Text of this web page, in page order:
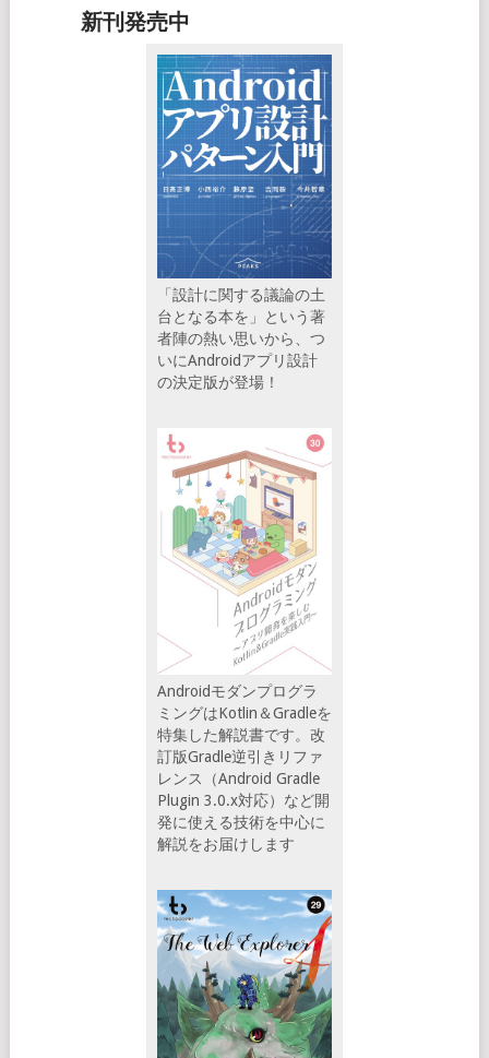
新刊発売中
「設計に関する議論の土
台となる本を」という著
者陣の熱い思いから、つ
いにAndroidアプリ設計
の決定版が登場！
Androidモダンプログラ
ミングはKotlin＆Gradleを
特集した解説書です。改
訂版Gradle逆引きリファ
レンス（Android Gradle
Plugin 3.0.x対応）など開
発に使える技術を中心に
解説をお届けします